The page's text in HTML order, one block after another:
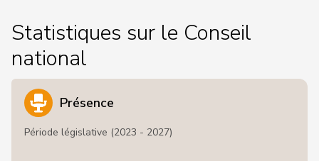
Statistiques sur le Conseil
national
Présence
Période législative (2023 - 2027)